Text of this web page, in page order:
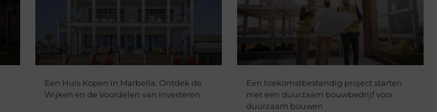
Een Huis Kopen in Marbella: Ontdek de
Wijken en de Voordelen van Investeren
Een toekomstbestendig project starten
met een duurzaam bouwbedrijf voor
duurzaam bouwen